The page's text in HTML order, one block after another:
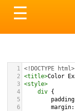
Toggle
☰
1 <!DOCTYPE html>
2
<title>Color
3 <style>
4
div {
5
padding
6
margin: